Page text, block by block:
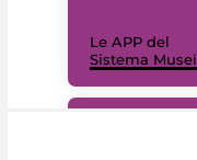
Le APP del
Sistema Musei